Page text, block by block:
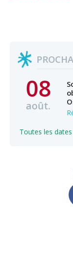
08
août.
Toutes les dates